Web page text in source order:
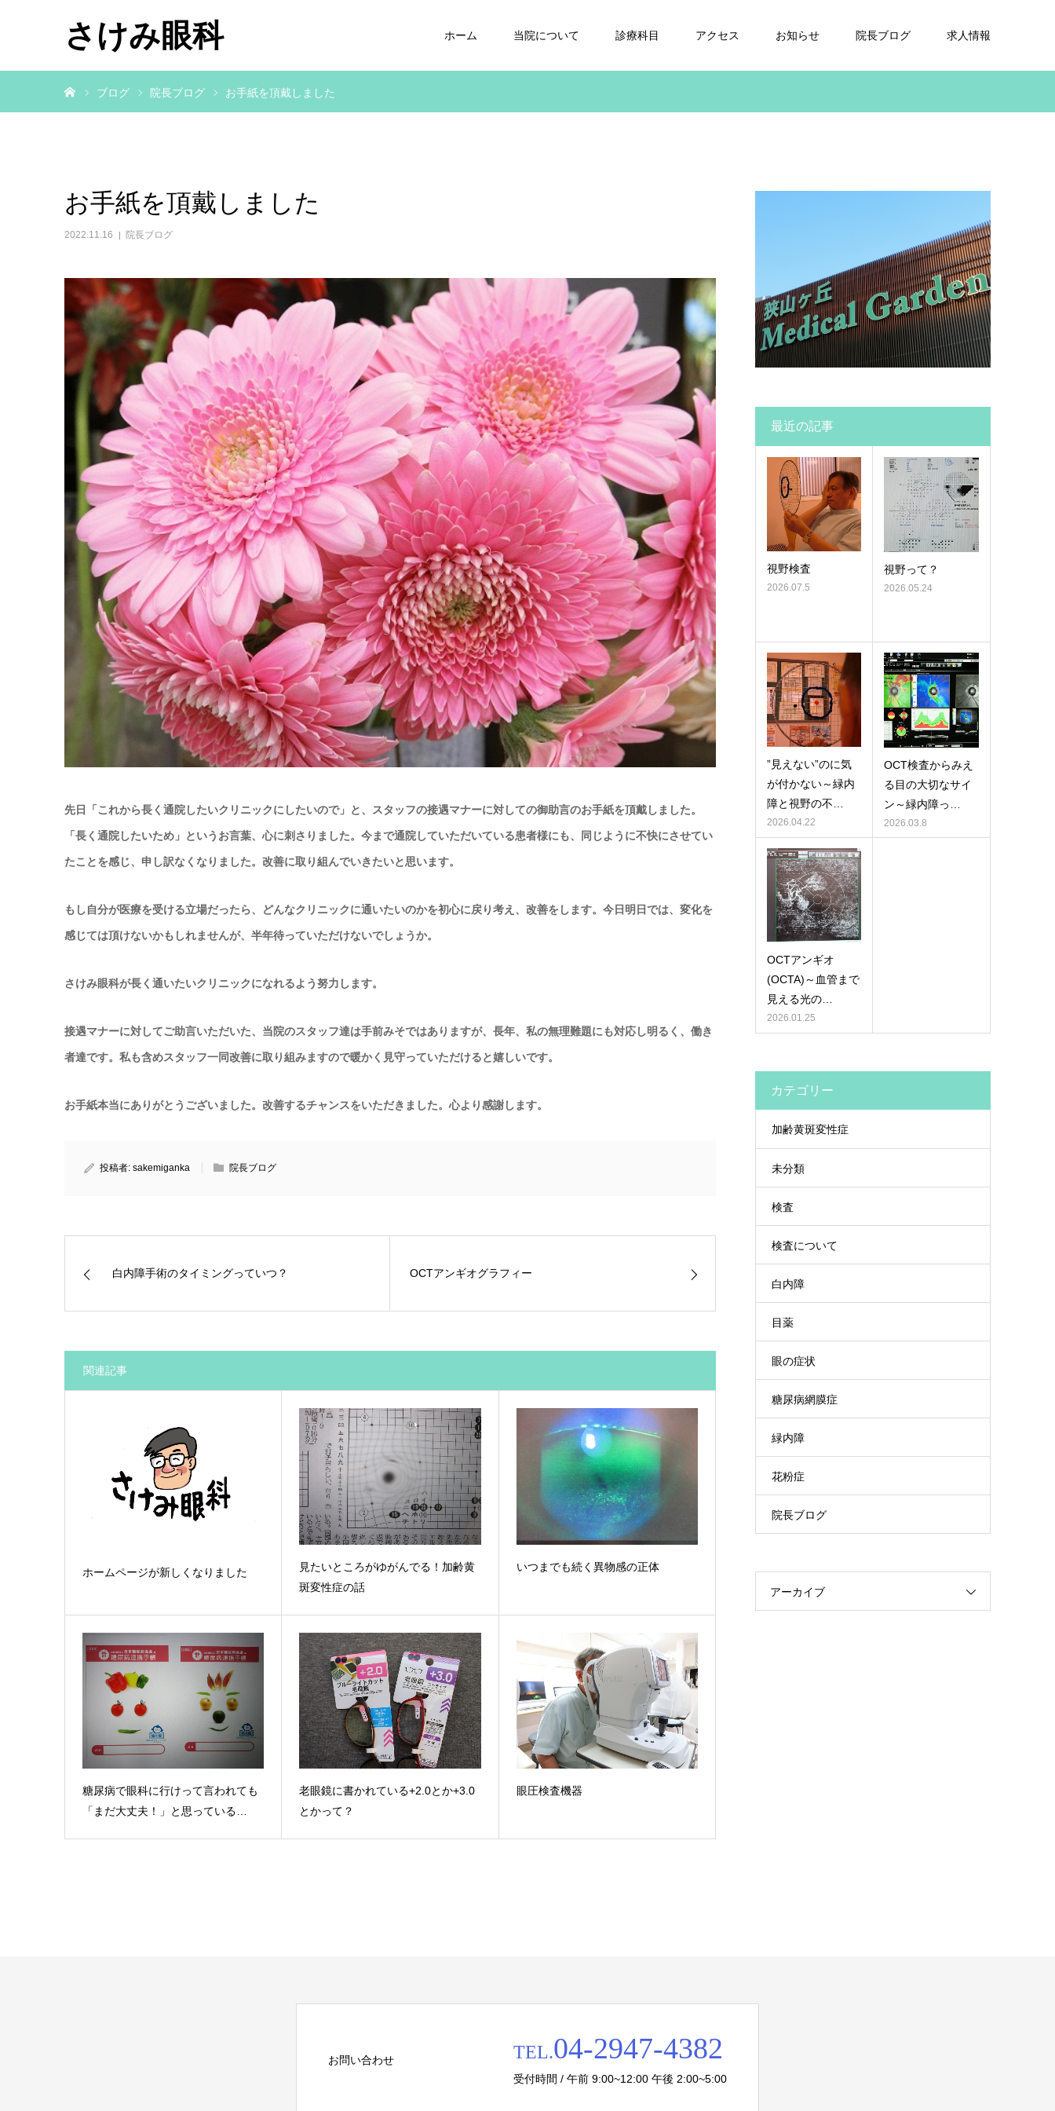
さけみ眼科 ホーム 当院について 診療科目 アクセス お知らせ 院長ブログ 求人情報
ブログ 院長ブログ お手紙を頂戴しました
お手紙を頂戴しました
2022.11.16 院長ブログ
先日「これから長く通院したいクリニックにしたいので」と、スタッフの接遇マナーに対しての御助言のお手紙を頂戴しました。
「長く通院したいため」というお言葉、心に刺さりました。今まで通院していただいている患者様にも、同じように不快にさせてい
たことを感じ、申し訳なくなりました。改善に取り組んでいきたいと思います。
もし自分が医療を受ける立場だったら、どんなクリニックに通いたいのかを初心に戻り考え、改善をします。今日明日では、変化を
感じては頂けないかもしれませんが、半年待っていただけないでしょうか。
さけみ眼科が長く通いたいクリニックになれるよう努力します。
接遇マナーに対してご助言いただいた、当院のスタッフ達は手前みそではありますが、長年、私の無理難題にも対応し明るく、働き
者達です。私も含めスタッフ一同改善に取り組みますので暖かく見守っていただけると嬉しいです。
お手紙本当にありがとうございました。改善するチャンスをいただきました。心より感謝します。
投稿者: sakemiganka 院長ブログ
白内障手術のタイミングっていつ？ OCTアンギオグラフィー
関連記事
ホームページが新しくなりました
見たいところがゆがんでる！加齢黄
斑変性症の話
いつまでも続く異物感の正体
糖尿病で眼科に行けって言われても
「まだ大丈夫！」と思っている…
老眼鏡に書かれている+2.0とか+3.0
とかって？
眼圧検査機器
最近の記事
視野検査
2026.07.5
視野って？
2026.05.24
”見えない”のに気
が付かない～緑内
障と視野の不…
2026.04.22
OCT検査からみえ
る目の大切なサイ
ン～緑内障っ…
2026.03.8
OCTアンギオ
(OCTA)～血管まで
見える光の…
2026.01.25
カテゴリー
加齢黄斑変性症
未分類
検査
検査について
白内障
目薬
眼の症状
糖尿病網膜症
緑内障
花粉症
院長ブログ
アーカイブ
お問い合わせ TEL.04-2947-4382
受付時間 / 午前 9:00~12:00 午後 2:00~5:00